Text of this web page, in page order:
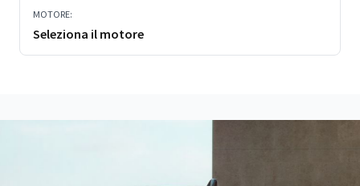
MOTORE:
Seleziona il motore